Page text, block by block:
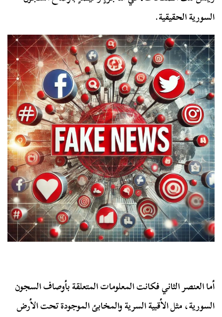
السورية الحقيقية.
أما العنصر الثاني فكانت المعلومات المتعلقة بأوصاف السجون
السورية، مثل الأقبية السرية والمخابئ الموجودة تحت الأرض